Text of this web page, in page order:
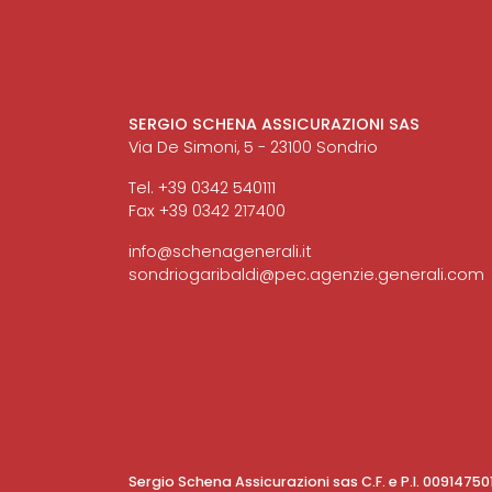
SERGIO SCHENA ASSICURAZIONI SAS
Via De Simoni, 5 - 23100 Sondrio
Tel. +39 0342 540111
Fax +39 0342 217400
info@schenagenerali.it
sondriogaribaldi@pec.agenzie.generali.com
Sergio Schena Assicurazioni sas C.F. e P.I.